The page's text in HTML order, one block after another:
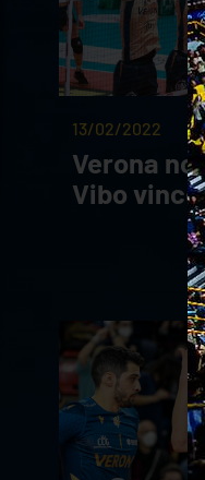
13/02/2022
Verona
Vibo